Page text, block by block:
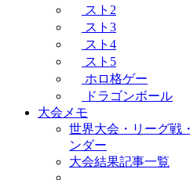
スト2
スト3
スト4
スト5
ホロ格ゲー
ドラゴンボール
大会メモ
世界大会・リーグ戦
ンダー
大会結果記事一覧